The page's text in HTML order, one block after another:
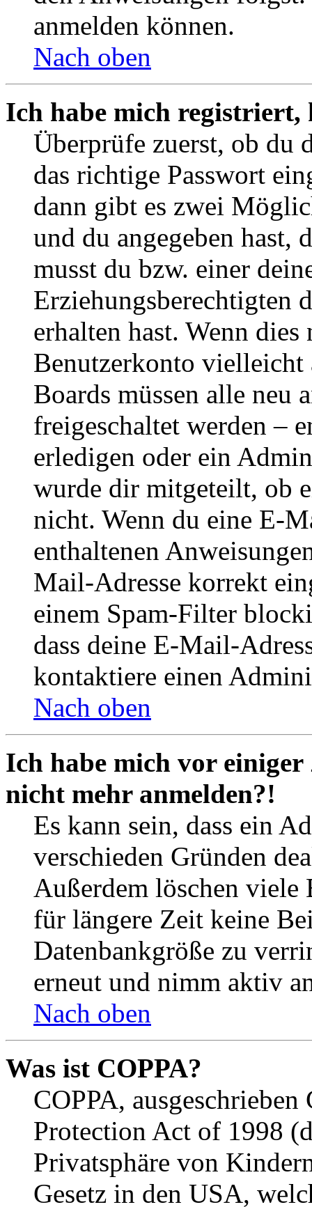
anmelden können.
Nach oben
Ich habe mich
Überprüfe zuerst, ob du
das richtige Passwort
dann gibt es zwei
und du angegeben hast,
musst du bzw. einer
Erziehungsberechtigten
erhalten hast. Wenn
Benutzerkonto
Boards müssen alle neu
freigeschaltet werden –
erledigen oder ein
wurde dir mitgeteilt, ob
nicht. Wenn du eine E-
enthaltenen
Mail-Adresse korrekt
einem Spam-Filter
dass deine E-Mail-
kontaktiere einen
Nach oben
Ich habe mich vor
nicht mehr anmelden?!
Es kann sein, dass ein
verschieden Gründen
Außerdem löschen viele
für längere Zeit keine
Datenbankgröße zu
erneut und nimm aktiv
Nach oben
Was ist COPPA?
COPPA,
Protection Act of 1998
Privatsphäre von
Gesetz in den USA,